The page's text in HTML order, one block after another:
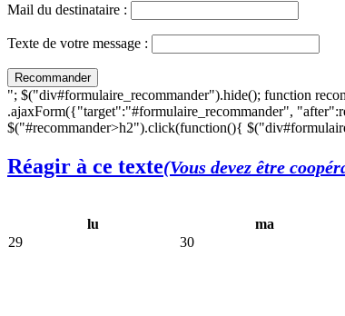
Mail du destinataire :
Texte de votre message :
"; $("div#formulaire_recommander").hide(); function
.ajaxForm({"target":"#formulaire_recommander",
$("#recommander>h2").click(function(){
Réagir à ce texte(Vous devez être
lu
ma
29
30